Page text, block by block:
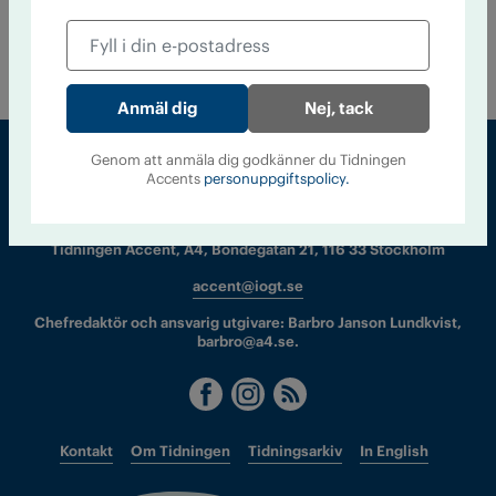
"Alcohol and health forum". De efterlyser en ny organisation
som kan bidra till att faktiskt minska de alkoholrelaterade
skadorna.
Tidningen Accent, A4, Bondegatan 21, 116 33 Stockholm
accent@iogt.se
Chefredaktör och ansvarig utgivare: Barbro Janson Lundkvist,
barbro@a4.se.
Kontakt Om Tidningen Tidningsarkiv In English
Nej, tack
Genom att anmäla dig godkänner du Tidningen
Accents personuppgiftspolicy.